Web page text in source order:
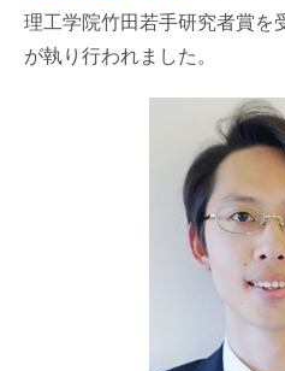
理工学院竹田若手研究者賞を
が執り行われました。